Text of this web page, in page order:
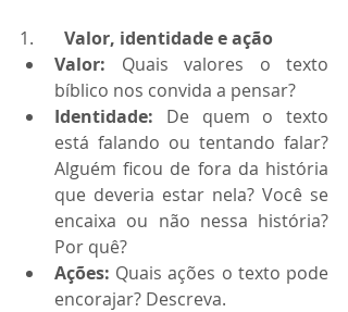
1. Valor, identidade e ação
Valor: Quais valores o texto
bíblico nos convida a pensar?
Identidade: De quem o texto
está falando ou tentando falar?
Alguém ficou de fora da história
que deveria estar nela? Você se
encaixa ou não nessa história?
Por quê?
Ações: Quais ações o texto pode
encorajar? Descreva.